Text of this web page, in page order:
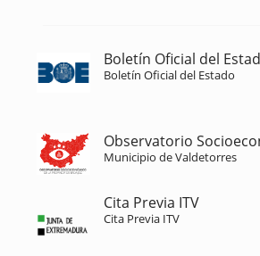
Boletín Oficial del
Boletín Oficial del Estado
Observatorio
Municipio de Valdetorres
Cita Previa ITV
Cita Previa ITV